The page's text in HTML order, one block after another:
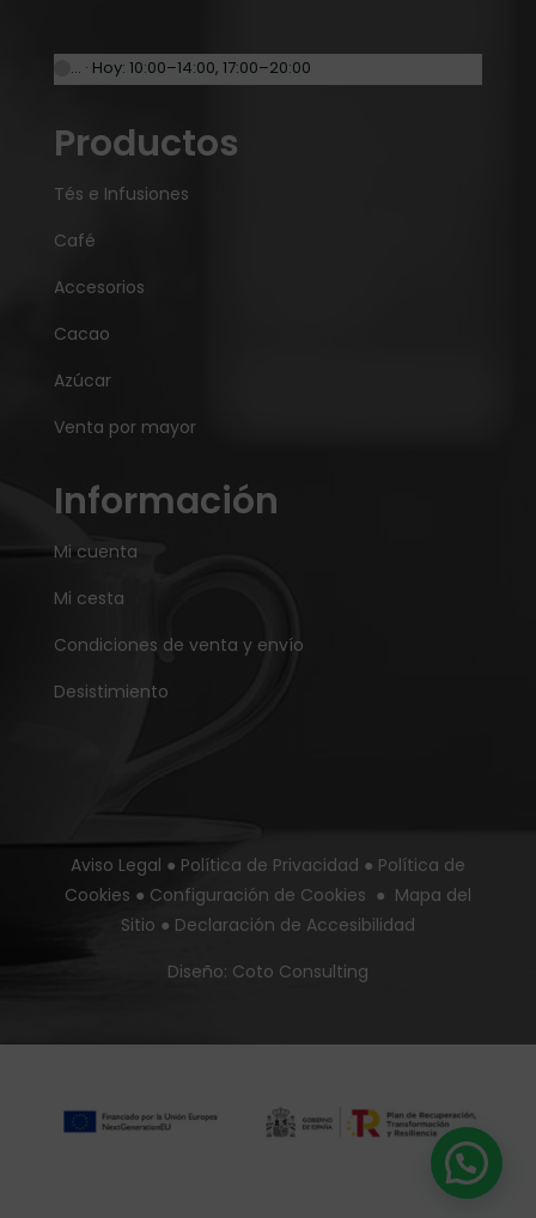
… · Hoy: 10:00–14:00, 17:00–20:00
Productos
Tés e Infusiones
Café
Accesorios
Cacao
Azúcar
Venta por mayor
Información
Mi cuenta
Mi cesta
Condiciones de venta y envío
Desistimiento
Aviso Legal ● Política de Privacidad ● Política de
Cookies ● Configuración de Cookies ● Mapa del
Sitio ● Declaración de Accesibilidad
Diseño: Coto Consulting